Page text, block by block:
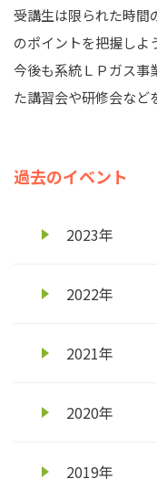
受講生は限られた時間
のポイントを把握しよ
今後も系統ＬＰガス事
た講習会や研修会など
過去のイベント
2023年
2022年
2021年
2020年
2019年